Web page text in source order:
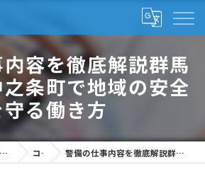
容を徹底解説群馬
条町で地域の安全
る働き方
群馬県沼田市の警備の求人なら株式会社サンエス警備 コラム 警備の仕事内容を徹底解説群馬県吾妻郡中之条町で地域の安全を守る働き方